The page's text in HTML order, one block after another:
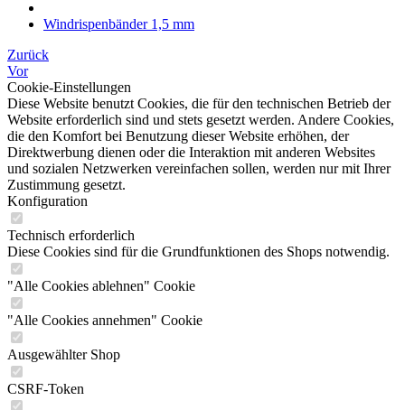
Windrispenbänder 1,5 mm
Zurück
Vor
Cookie-Einstellungen
Diese Website benutzt Cookies, die für den technischen Betrieb der
Website erforderlich sind und stets gesetzt werden. Andere Cookies,
die den Komfort bei Benutzung dieser Website erhöhen, der
Direktwerbung dienen oder die Interaktion mit anderen Websites
und sozialen Netzwerken vereinfachen sollen, werden nur mit Ihrer
Zustimmung gesetzt.
Konfiguration
Technisch erforderlich
Diese Cookies sind für die Grundfunktionen des Shops notwendig.
"Alle Cookies ablehnen" Cookie
"Alle Cookies annehmen" Cookie
Ausgewählter Shop
CSRF-Token